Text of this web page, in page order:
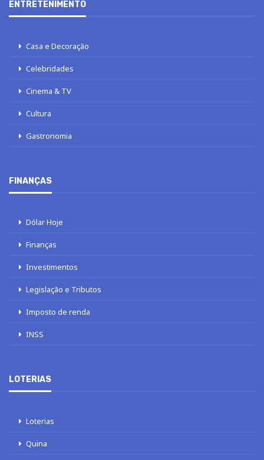
ENTRETENIMENTO
Casa e Decoração
Celebridades
Cinema & TV
Cultura
Gastronomia
FINANÇAS
Dólar Hoje
Finanças
Investimentos
Legislação e Tributos
Imposto de renda
INSS
LOTERIAS
Loterias
Quina